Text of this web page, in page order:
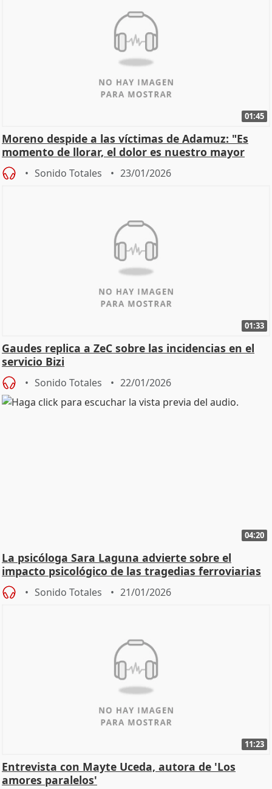
01:45
Moreno despide a las víctimas de Adamuz: "Es
momento de llorar, el dolor es nuestro mayor
homenaje"
Sonido Totales 23/01/2026
01:33
Gaudes replica a ZeC sobre las incidencias en el
servicio Bizi
Sonido Totales 22/01/2026
04:20
La psicóloga Sara Laguna advierte sobre el
impacto psicológico de las tragedias ferroviarias
Sonido Totales 21/01/2026
11:23
Entrevista con Mayte Uceda, autora de 'Los
amores paralelos'